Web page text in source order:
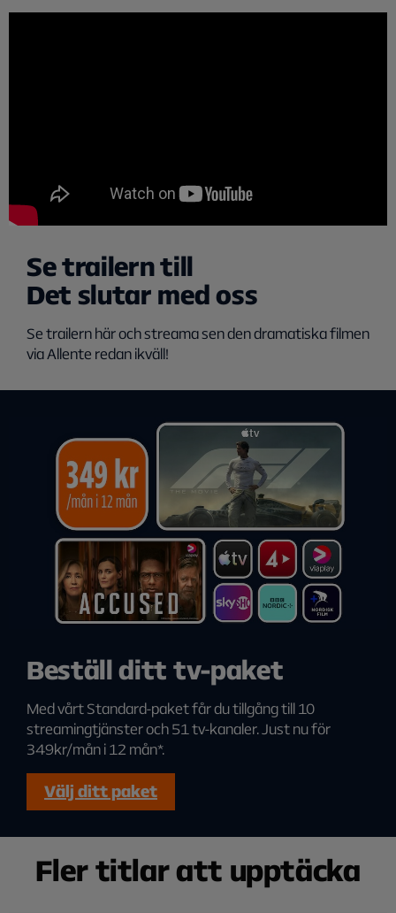
Se trailern till
Det slutar med oss
Se trailern här och streama sen den dramatiska filmen
via Allente redan ikväll!
Beställ ditt tv-paket
Med vårt Standard-paket får du tillgång till 10
streamingtjänster och 51 tv-kanaler. Just nu för
349kr/mån i 12 mån*.
Välj ditt paket
Fler titlar att upptäcka